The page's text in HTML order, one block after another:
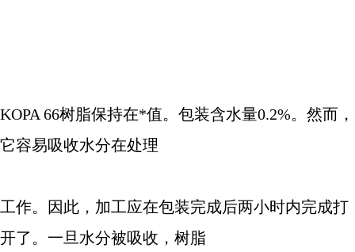
KOPA 66树脂保持在*值。包装含水量0.2%。然而，
它容易吸收水分在处理
工作。因此，加工应在包装完成后两小时内完成打
开了。一旦水分被吸收，树脂